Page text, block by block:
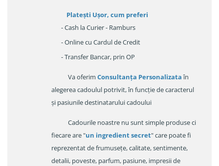
Platești Ușor, cum preferi
- Cash la Curier - Ramburs
- Online cu Cardul de Credit
- Transfer Bancar, prin OP
Va oferim Consultanța Personalizataîn
alegerea cadoulul potrivit, în funcție de caracterul
și pasiunile destinatarului cadoului
Cadourile noastre nu sunt simple produse ci
fiecare are "un ingredient secret" care poate fi
reprezentat de frumusețe, calitate, sentimente,
detalii, poveste, parfum, pasiune, impresii de